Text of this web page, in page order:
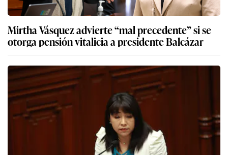
Mirtha Vásquez advierte “mal precedente” si se
otorga pensión vitalicia a presidente Balcázar